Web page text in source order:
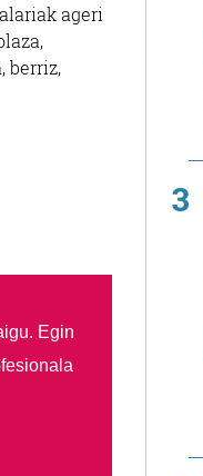
ageri
berriz,
Egin
3